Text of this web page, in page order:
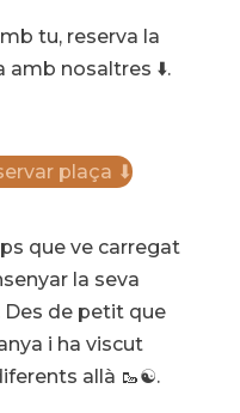
tu, reserva la
amb nosaltres ⬇️.
plaça ⬇
que ve carregat
la seva
Des de petit que
i ha viscut
allà 🥾☯.